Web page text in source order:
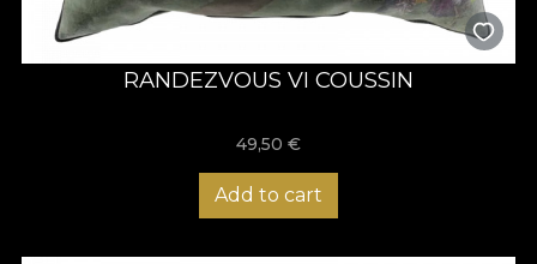
RANDEZVOUS VI COUSSIN
49,50 €
Add to cart